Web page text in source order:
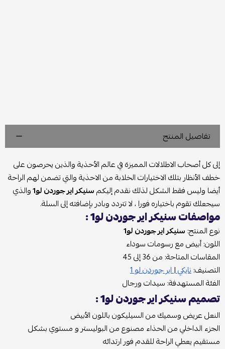
تفاصيل المنتج
إلى كل أصحاب الاطلالات المميزة في عالم الأحذية والذين يحرصون على
خطف الأنظار بتلك الاختيارات الخلابة من الاحذية والتي تضمن لهم الراحة
أيضا وليس فقط الشكل لذلك نقدم إليكمسنيكر اير جوردن لو1 والذي
سيجعلك تقوم باختياره فورا ، لا تتردد وبادر بإضافته إلى السلة.
مواصفات سنيكر اير جوردن لو1 :
نوع المنتج: سنيكر اير جوردن لو1
اللون: أبيض مع رسومات سوداء
المقاسات المتاحة: من 36 إلى 45
التصنيف:نايكي|اير جوردن لو 1
الفئة المستهدفة: سيدات ورجال
تصميم سنيكر اير جوردن لو1 :
النعل عريض وسميك من السيليكون باللون الأبيض
الجزء الداخلي من الحذاء مصنوع من البوليستر و مستوي بشكل
مستقيم يعطي الراحة للقدم فور ارتدائه